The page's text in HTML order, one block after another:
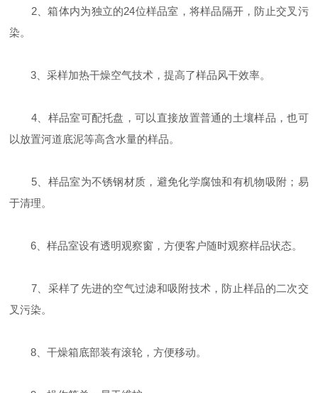
2、箱体内为独立的24位样品室，将样品隔开，防止交叉污
染。
3、采样加热干燥空气技术，提高了样品风干效率。
4、样品室可配托盘，可以直接放置普通的土壤样品，也可
以放置河道底泥等高含水量的样品。
5、样品室为不锈钢材质，避免化学腐蚀和有机物吸附；易
于清理。
6、样品室设有透明观察窗，方便客户随时观察样品状态。
7、采样了先进的空气过滤和吸附技术，防止样品的二次交
叉污染。
8、干燥箱底部装有滚轮，方便移动。